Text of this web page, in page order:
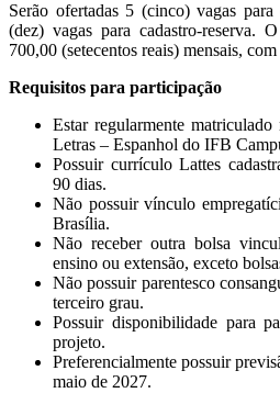
Serão ofertadas 5 (cinco) vagas
(dez) vagas para cadastro-reserva.
700,00 (setecentos reais) mensais,
Requisitos para participação
Estar regularmente
Letras – Espanhol do IFB
Possuir currículo Lattes
90 dias.
Não possuir vínculo
Brasília.
Não receber outra bolsa
ensino ou extensão, exceto
Não possuir parentesco
terceiro grau.
Possuir disponibilidade para
projeto.
Preferencialmente possuir
maio de 2027.